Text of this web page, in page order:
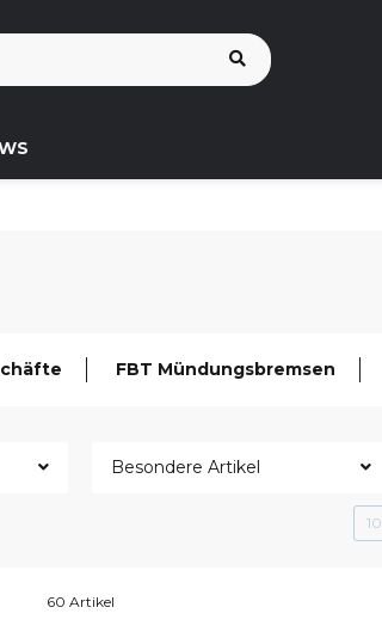
FBT Mündungsbremsen
Besondere Artikel
10
60 Artikel